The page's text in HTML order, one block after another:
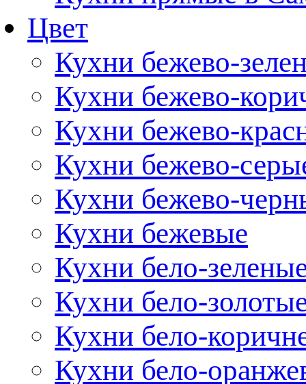
Цвет
Кухни бежево-
Кухни бежево-
Кухни бежево-
Кухни бежево-
Кухни бежево-
Кухни бежевые
Кухни бело-
Кухни бело-
Кухни бело-
Кухни бело-